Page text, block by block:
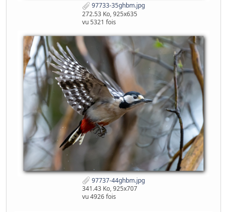
97733-35ghbm.jpg
272.53 Ko, 925x635
vu 5321 fois
97737-44ghbm.jpg
341.43 Ko, 925x707
vu 4926 fois